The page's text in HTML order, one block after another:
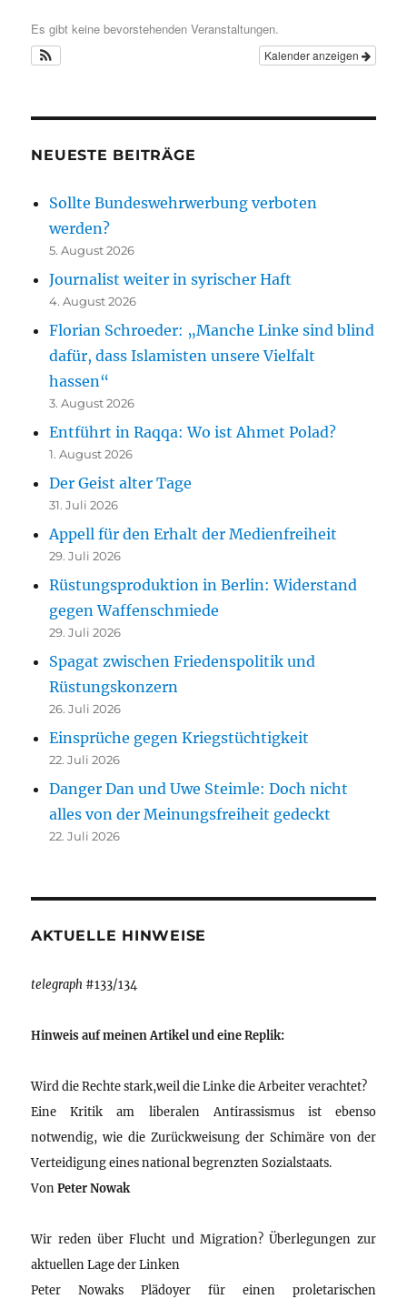
Es gibt keine bevorstehenden Veranstaltungen.
Kalender anzeigen
NEUESTE BEITRÄGE
Sollte Bundeswehrwerbung verboten
werden?
5. August 2026
Journalist weiter in syrischer Haft
4. August 2026
Florian Schroeder: „Manche Linke sind blind
dafür, dass Islamisten unsere Vielfalt
hassen“
3. August 2026
Entführt in Raqqa: Wo ist Ahmet Polad?
1. August 2026
Der Geist alter Tage
31. Juli 2026
Appell für den Erhalt der Medienfreiheit
29. Juli 2026
Rüstungsproduktion in Berlin: Widerstand
gegen Waffenschmiede
29. Juli 2026
Spagat zwischen Friedenspolitik und
Rüstungskonzern
26. Juli 2026
Einsprüche gegen Kriegstüchtigkeit
22. Juli 2026
Danger Dan und Uwe Steimle: Doch nicht
alles von der Meinungsfreiheit gedeckt
22. Juli 2026
AKTUELLE HINWEISE
telegraph #133/134
Hinweis auf meinen Artikel und eine Replik:
Wird die Rechte stark,weil die Linke die Arbeiter verachtet?
Eine Kritik am liberalen Antirassismus ist ebenso
notwendig, wie die Zurückweisung der Schimäre von der
Verteidigung eines national begrenzten Sozialstaats.
VonPeter Nowak
Wir reden über Flucht und Migration? Überlegungen zur
aktuellen Lage der Linken
Peter Nowaks Plädoyer für einen proletarischen